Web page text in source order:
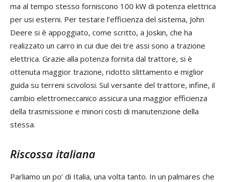
ma al tempo stesso forniscono 100 kW di potenza elettrica
per usi esterni. Per testare l’efficienza del sistema, John
Deere si è appoggiato, come scritto, a Joskin, che ha
realizzato un carro in cui due dei tre assi sono a trazione
elettrica. Grazie alla potenza fornita dal trattore, si è
ottenuta maggior trazione, ridotto slittamento e miglior
guida su terreni scivolosi. Sul versante del trattore, infine, il
cambio elettromeccanico assicura una maggior efficienza
della trasmissione e minori costi di manutenzione della
stessa.
Riscossa italiana
Parliamo un po’ di Italia, una volta tanto. In un palmares che